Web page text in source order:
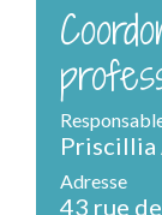
Priscillia
Adresse
43 rue